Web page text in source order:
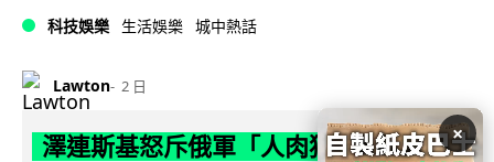
科技娛樂 生活娛樂 城中熱話
Lawton 2 日
澤連斯基怒斥俄軍「人肉狩獵」 無人機×